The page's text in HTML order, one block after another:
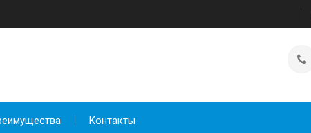
Контакты